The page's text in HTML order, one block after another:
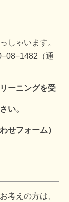
しゃいます。
（通
ーニングを受
い。
せフォーム）
考えの方は、